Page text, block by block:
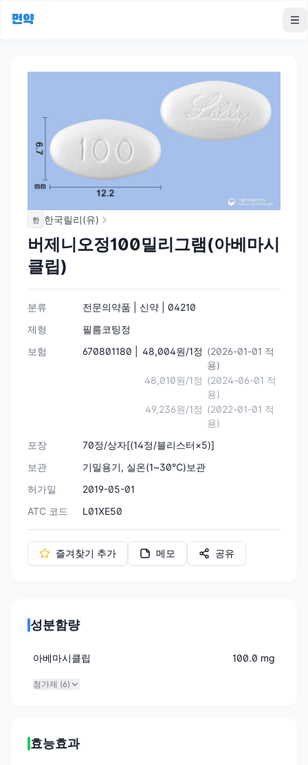
먼약
한 한국릴리(유)
버제니오정100밀리그램(아베마시
클립)
분류
전문의약품 | 신약 | 04210
제형
필름코팅정
보험
670801180 | 48,004원/1정 (2026-01-01 적
용)
48,010원/1정 (2024-06-01 적
용)
49,236원/1정 (2022-01-01 적
용)
포장
70정/상자[(14정/블리스터×5)]
보관
기밀용기, 실온(1~30℃)보관
허가일
2019-05-01
ATC 코드
L01XE50
즐겨찾기 추가 메모 공유
성분함량
아베마시클립 100.0 mg
첨가제 (6)
효능효과